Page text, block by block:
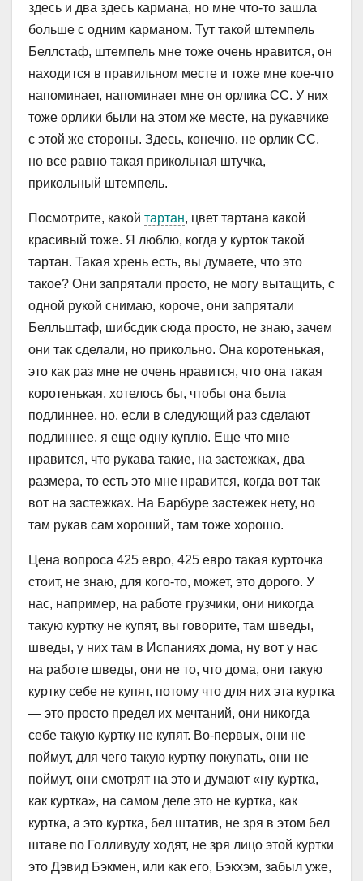
здесь и два здесь кармана, но мне что-то зашла
больше с одним карманом. Тут такой штемпель
Беллстаф, штемпель мне тоже очень нравится, он
находится в правильном месте и тоже мне кое-что
напоминает, напоминает мне он орлика СС. У них
тоже орлики были на этом же месте, на рукавчике
с этой же стороны. Здесь, конечно, не орлик СС,
но все равно такая прикольная штучка,
прикольный штемпель.
Посмотрите, какой тартан, цвет тартана какой
красивый тоже. Я люблю, когда у курток такой
тартан. Такая хрень есть, вы думаете, что это
такое? Они запрятали просто, не могу вытащить, с
одной рукой снимаю, короче, они запрятали
Белльштаф, шибсдик сюда просто, не знаю, зачем
они так сделали, но прикольно. Она коротенькая,
это как раз мне не очень нравится, что она такая
коротенькая, хотелось бы, чтобы она была
подлиннее, но, если в следующий раз сделают
подлиннее, я еще одну куплю. Еще что мне
нравится, что рукава такие, на застежках, два
размера, то есть это мне нравится, когда вот так
вот на застежках. На Барбуре застежек нету, но
там рукав сам хороший, там тоже хорошо.
Цена вопроса 425 евро, 425 евро такая курточка
стоит, не знаю, для кого-то, может, это дорого. У
нас, например, на работе грузчики, они никогда
такую куртку не купят, вы говорите, там шведы,
шведы, у них там в Испаниях дома, ну вот у нас
на работе шведы, они не то, что дома, они такую
куртку себе не купят, потому что для них эта куртка
— это просто предел их мечтаний, они никогда
себе такую куртку не купят. Во-первых, они не
поймут, для чего такую куртку покупать, они не
поймут, они смотрят на это и думают «ну куртка,
как куртка», на самом деле это не куртка, как
куртка, а это куртка, бел штатив, не зря в этом бел
штаве по Голливуду ходят, не зря лицо этой куртки
это Дэвид Бэкмен, или как его, Бэкхэм, забыл уже,